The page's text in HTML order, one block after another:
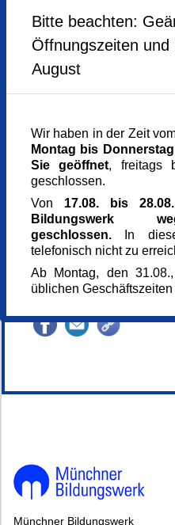
Mittwoch, 20.05.2026, 14.00
Veranstaltungsort
ASZ Neuhausen
Nymphenburger Str. 171
80634 München
Sonstige Mitglieder
Eintritt frei
0,00 €
Kursnummer
168162
Münchner Bildungswerk
Bitte beachten:
Öffnungszeiten
August
Wir haben in der Zeit
Montag bis
Sie geöffnet, freitags
geschlossen.
Von 17.08. bis
Bildungswerk
geschlossen. In
telefonisch nicht zu
Ab Montag, den
üblichen Geschäftszeiten